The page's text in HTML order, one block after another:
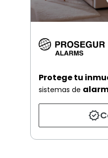
Protege tu
sistemas de